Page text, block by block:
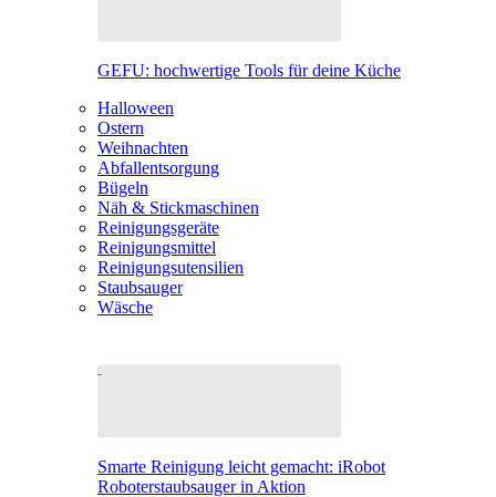
GEFU: hochwertige Tools für deine Küche
Halloween
Ostern
Weihnachten
Abfallentsorgung
Bügeln
Näh & Stickmaschinen
Reinigungsgeräte
Reinigungsmittel
Reinigungsutensilien
Staubsauger
Wäsche
Smarte Reinigung leicht gemacht: iRobot
Roboterstaubsauger in Aktion